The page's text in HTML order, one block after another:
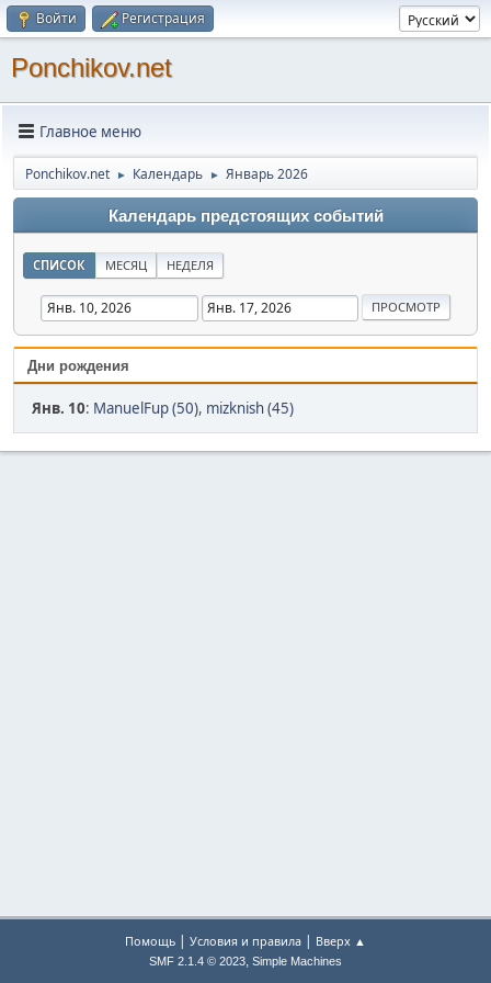
Войти Регистрация
Ponchikov.net
Главное меню
Ponchikov.net ► Календарь ► Январь 2026
Календарь предстоящих событий
СПИСОК МЕСЯЦ НЕДЕЛЯ
Дни рождения
Янв. 10: ManuelFup (50), mizknish (45)
Помощь | Условия и правила | Вверх ▲
SMF 2.1.4 © 2023, Simple Machines